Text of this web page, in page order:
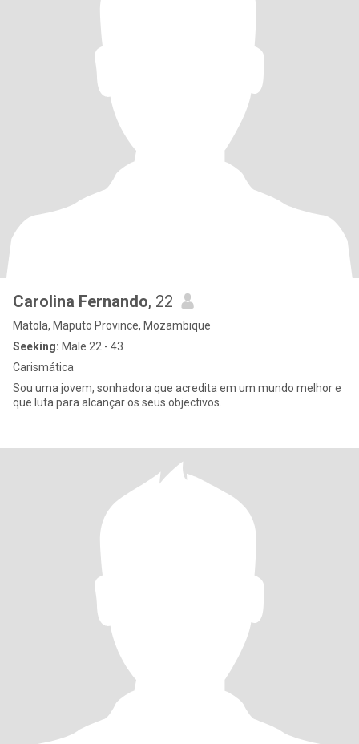
Carolina Fernando, 22
Matola, Maputo Province, Mozambique
Seeking: Male 22 - 43
Carismática
Sou uma jovem, sonhadora que acredita em um mundo melhor e
que luta para alcançar os seus objectivos.